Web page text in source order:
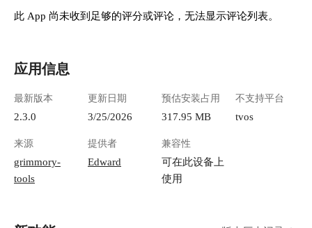
此 App 尚未收到足够的评分或评论，无法显示评论列表。
应用信息
最新版本
2.3.0
更新日期
3/25/2026
预估安装占用
317.95 MB
不支持平台
tvos
来源
grimmory-
tools
提供者
Edward
兼容性
可在此设备上
使用